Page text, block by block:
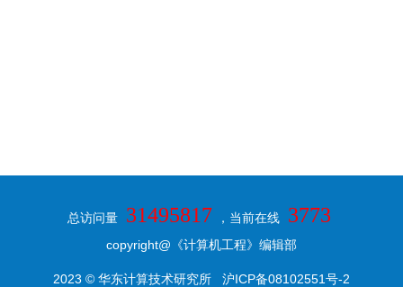
总访问量 31495817 ，当前在线 3773
copyright@《计算机工程》编辑部
2023 © 华东计算技术研究所 沪ICP备08102551号-2